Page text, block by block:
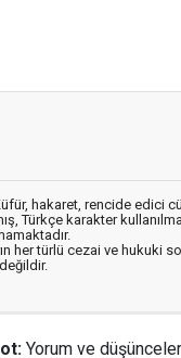
hakaret, rencide edici
Türkçe karakter
her türlü cezai ve hukuki
Yorum ve